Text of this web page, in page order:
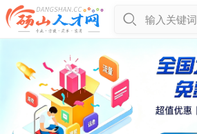
输入关键